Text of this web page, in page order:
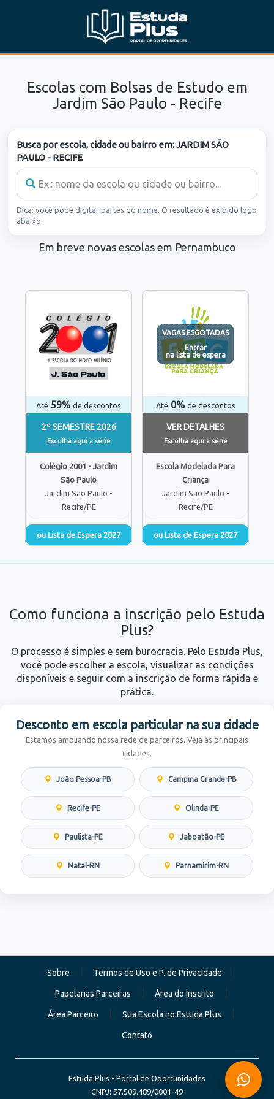
Escolas com Bolsas de Estudo em
Jardim São Paulo - Recife
Busca por escola, cidade ou bairro em:JARDIM SÃO
PAULO - RECIFE
Dica: você pode digitar partes do nome. O resultado é exibido logo
abaixo.
Em breve novas escolas em Pernambuco
Até 59% de descontos
2º SEMESTRE 2026
Escolha aqui a série
Colégio 2001 - Jardim
São Paulo
Jardim São Paulo -
Recife/PE
ou Lista de Espera 2027
VAGAS ESGOTADAS
Entrar
na lista de espera
Até 0% de descontos
VER DETALHES
Escolha aqui a série
Escola Modelada Para
Criança
Jardim São Paulo -
Recife/PE
ou Lista de Espera 2027
Como funciona a inscrição pelo Estuda
Plus?
O processo é simples e sem burocracia. Pelo Estuda Plus,
você pode escolher a escola, visualizar as condições
disponíveis e seguir com a inscrição de forma rápida e
prática.
Desconto em escola particular na sua cidade
Estamos ampliando nossa rede de parceiros. Veja as principais
cidades.
João Pessoa-PB Campina Grande-PB
Recife-PE Olinda-PE
Paulista-PE Jaboatão-PE
Natal-RN Parnamirim-RN
Sobre Termos de Uso e P. de Privacidade
Papelarias Parceiras Área do Inscrito
Área Parceiro Sua Escola no Estuda Plus
Contato
Estuda Plus - Portal de Oportunidades
CNPJ: 57.509.489/0001-49